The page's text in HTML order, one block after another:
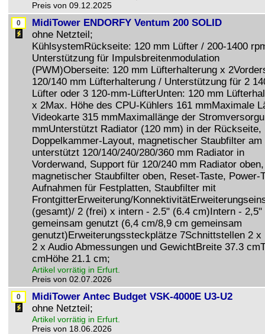
Preis von 09.12.2025
MidiTower ENDORFY Ventum 200 SOLID
ohne Netzteil;
KühlsystemRückseite: 120 mm Lüfter / 200-1400
Unterstützung für Impulsbreitenmodulation
(PWM)Oberseite: 120 mm Lüfterhalterung x
120/140 mm Lüfterhalterung / Unterstützung für 2
Lüfter oder 3 120-mm-LüfterUnten: 120 mm
x 2Max. Höhe des CPU-Kühlers 161 mmMaximale
Videokarte 315 mmMaximallänge der
mmUnterstützt Radiator (120 mm) in der Rückseite,
Doppelkammer-Layout, magnetischer Staubfilter am
unterstützt 120/140/240/280/360 mm Radiator in
Vorderwand, Support für 120/240 mm Radiator oben,
magnetischer Staubfilter oben, Reset-Taste, Power-
Aufnahmen für Festplatten, Staubfilter mit
FrontgitterErweiterung/
(gesamt)/ 2 (frei) x intern - 2.5" (6.4 cm)Intern - 2,5"
gemeinsam genutzt (6,4 cm/8,9 cm gemeinsam
genutzt)Erweiterungssteckplätze 7Schnittstellen 2 x
2 x Audio Abmessungen und GewichtBreite 37.3
cmHöhe 21.1 cm;
Artikel vorrätig in Erfurt.
Preis von 02.07.2026
MidiTower Antec Budget VSK-4000E U3-U2
ohne Netzteil;
Artikel vorrätig in Erfurt.
Preis von 18.06.2026